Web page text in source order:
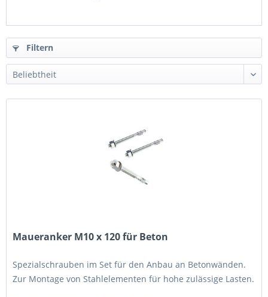
Filtern
Maueranker M10 x 120 für Beton
Spezialschrauben im Set für den Anbau an Betonwänden.
Zur Montage von Stahlelementen für hohe zulässige Lasten.